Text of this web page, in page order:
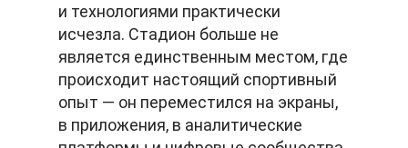
и технологиями практически
исчезла. Стадион больше не
является единственным местом, где
происходит настоящий спортивный
опыт — он переместился на экраны,
в приложения, в аналитические